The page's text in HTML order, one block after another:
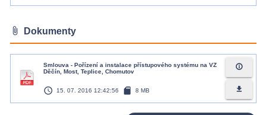
attach_file Dokumenty
Smlouva - Pořízení a instalace přístupového systému na VZ
Děčín, Most, Teplice, Chomutov
access_time 15. 07. 2016 12:42:56 sd_card 8 MB
info_outline
file_download